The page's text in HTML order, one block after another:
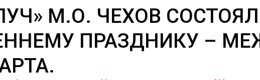
М.О. ЧЕХОВ
ПРАЗДНИКУ –